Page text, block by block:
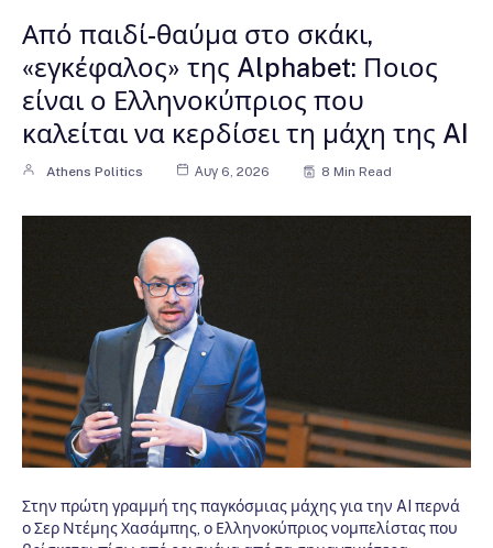
Από παιδί-θαύμα στο σκάκι,
«εγκέφαλος» της Alphabet: Ποιος
είναι ο Ελληνοκύπριος που
καλείται να κερδίσει τη μάχη της AI
Athens Politics Αυγ 6, 2026 8 Min Read
Στην πρώτη γραμμή της παγκόσμιας μάχης για την AI περνά
ο Σερ Ντέμης Χασάμπης, ο Ελληνοκύπριος νομπελίστας που